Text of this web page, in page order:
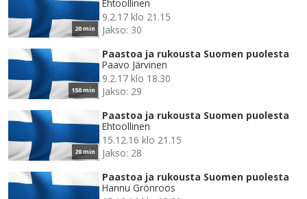
20 min
Ehtoollinen
9.2.17 klo 21.15
Jakso: 30
150 min
Paastoa ja rukousta Suomen puolesta
Paavo Järvinen
9.2.17 klo 18.30
Jakso: 29
20 min
Paastoa ja rukousta Suomen puolesta
Ehtoollinen
15.12.16 klo 21.15
Jakso: 28
Paastoa ja rukousta Suomen puolesta
Hannu Grönroos